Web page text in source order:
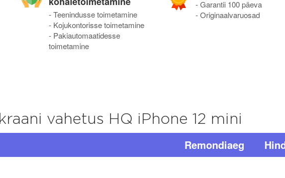
- Teenindusse toimetamine
- Kojukontorisse toimetamine
- Pakiautomaatidesse
toimetamine
- Garantii 100 päeva
- Originaalvaruosad
vahetus HQ iPhone 12 mini
Remondiaeg